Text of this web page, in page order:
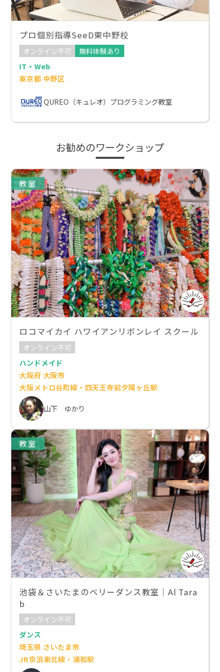
プロ個別指導SeeD東中野校
オンライン不可
無料体験あり
IT・Web
東京都 中野区
QUREO（キュレオ）プログラミング教室
お勧めのワークショップ
教室
ロコマイカイ ハワイアンリボンレイ スクール
オンライン不可
ハンドメイド
大阪府 大阪市
大阪メトロ谷町線・四天王寺前夕陽ヶ丘駅
山下 ゆかり
教室
池袋＆さいたまのベリーダンス教室｜Al Tara
b
オンライン不可
ダンス
埼玉県 さいたま市
JR京浜東北線・浦和駅